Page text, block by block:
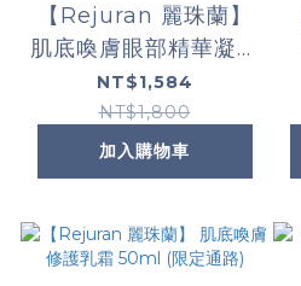
【Rejuran 麗珠蘭】
肌底喚膚眼部精華凝膠
15ml (限定通路)
NT$1,584
NT$1,800
加入購物車